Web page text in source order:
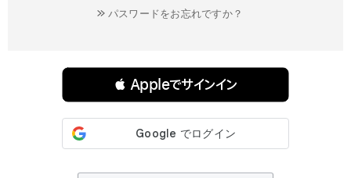
パスワードをお忘れですか？
 Appleでサインイン